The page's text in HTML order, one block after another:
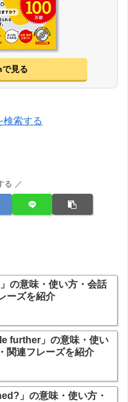
見る
検索する
る ／
」の意味・使い方・会話
ーズを紹介
further」の意味・使い
関連フレーズを紹介
」の意味・使い方・